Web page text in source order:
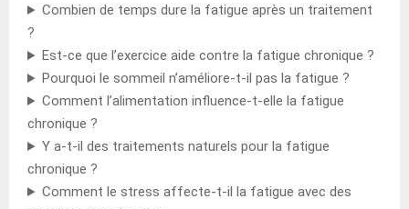
Combien de temps dure la fatigue après un traitement
?
Est-ce que l’exercice aide contre la fatigue chronique ?
Pourquoi le sommeil n’améliore-t-il pas la fatigue ?
Comment l’alimentation influence-t-elle la fatigue
chronique ?
Y a-t-il des traitements naturels pour la fatigue
chronique ?
Comment le stress affecte-t-il la fatigue avec des